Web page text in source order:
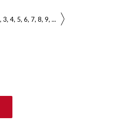
3 4 5 6 7 8 9 ...